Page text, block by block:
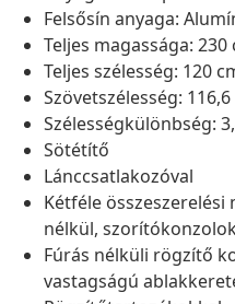
Felsősín anyaga:
Teljes magassága: 230
Teljes szélesség: 120
Szövetszélesség:
Szélességkülönbség:
Sötétítő
Lánccsatlakozóval
Kétféle
nélkül,
Fúrás nélküli rögzítő
vastagságú